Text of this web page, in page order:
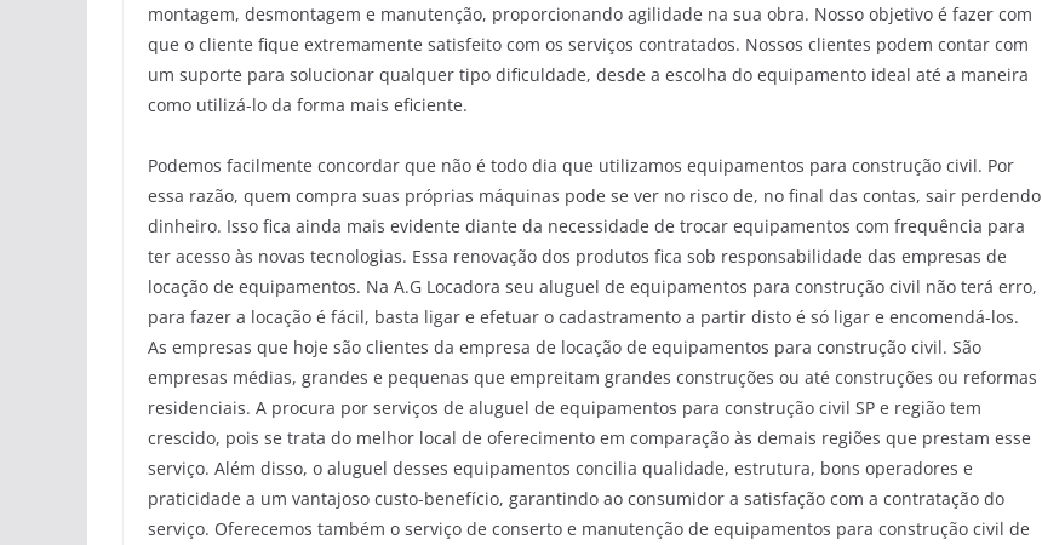
montagem, desmontagem e manutenção, proporcionando agilidade na sua obra. Nosso objetivo é fazer com
que o cliente fique extremamente satisfeito com os serviços contratados. Nossos clientes podem contar com
um suporte para solucionar qualquer tipo dificuldade, desde a escolha do equipamento ideal até a maneira
como utilizá-lo da forma mais eficiente.
Podemos facilmente concordar que não é todo dia que utilizamos equipamentos para construção civil. Por
essa razão, quem compra suas próprias máquinas pode se ver no risco de, no final das contas, sair perdendo
dinheiro. Isso fica ainda mais evidente diante da necessidade de trocar equipamentos com frequência para
ter acesso às novas tecnologias. Essa renovação dos produtos fica sob responsabilidade das empresas de
locação de equipamentos. Na A.G Locadora seu aluguel de equipamentos para construção civil não terá erro,
para fazer a locação é fácil, basta ligar e efetuar o cadastramento a partir disto é só ligar e encomendá-los.
As empresas que hoje são clientes da empresa de locação de equipamentos para construção civil. São
empresas médias, grandes e pequenas que empreitam grandes construções ou até construções ou reformas
residenciais. A procura por serviços de aluguel de equipamentos para construção civil SP e região tem
crescido, pois se trata do melhor local de oferecimento em comparação às demais regiões que prestam esse
serviço. Além disso, o aluguel desses equipamentos concilia qualidade, estrutura, bons operadores e
praticidade a um vantajoso custo-benefício, garantindo ao consumidor a satisfação com a contratação do
serviço. Oferecemos também o serviço de conserto e manutenção de equipamentos para construção civil de